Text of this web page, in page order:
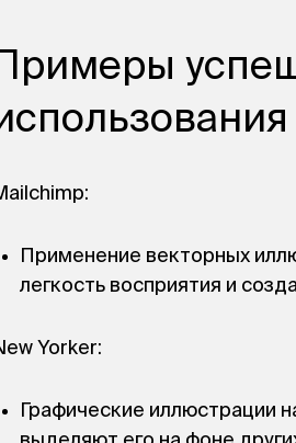
Примеры
Применение векторных
легкость восприятия и
Yorker:
Графические иллюстрации